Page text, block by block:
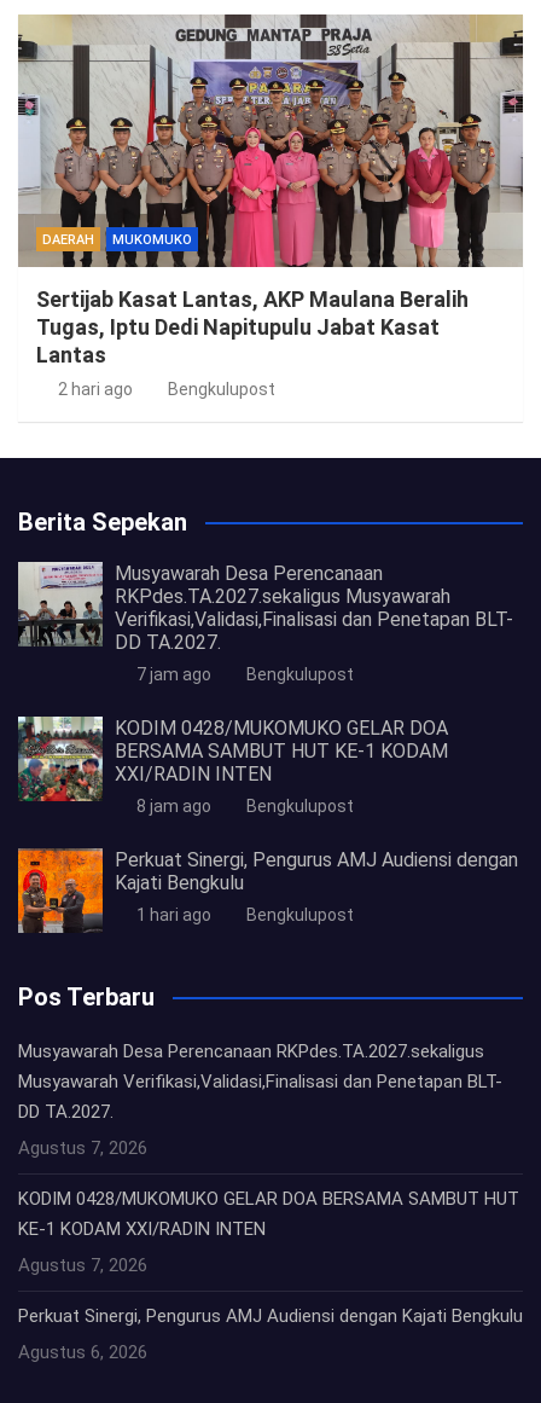
DAERAH MUKOMUKO
Sertijab Kasat Lantas, AKP Maulana Beralih
Tugas, Iptu Dedi Napitupulu Jabat Kasat
Lantas
2 hari ago Bengkulupost
Berita Sepekan
Musyawarah Desa Perencanaan
RKPdes.TA.2027.sekaligus Musyawarah
Verifikasi,Validasi,Finalisasi dan Penetapan BLT-
DD TA.2027.
7 jam ago Bengkulupost
KODIM 0428/MUKOMUKO GELAR DOA
BERSAMA SAMBUT HUT KE-1 KODAM
XXI/RADIN INTEN
8 jam ago Bengkulupost
Perkuat Sinergi, Pengurus AMJ Audiensi dengan
Kajati Bengkulu
1 hari ago Bengkulupost
Pos Terbaru
Musyawarah Desa Perencanaan RKPdes.TA.2027.sekaligus
Musyawarah Verifikasi,Validasi,Finalisasi dan Penetapan BLT-
DD TA.2027.
Agustus 7, 2026
KODIM 0428/MUKOMUKO GELAR DOA BERSAMA SAMBUT HUT
KE-1 KODAM XXI/RADIN INTEN
Agustus 7, 2026
Perkuat Sinergi, Pengurus AMJ Audiensi dengan Kajati Bengkulu
Agustus 6, 2026